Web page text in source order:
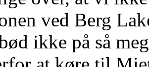
ved Berg
ikke på så